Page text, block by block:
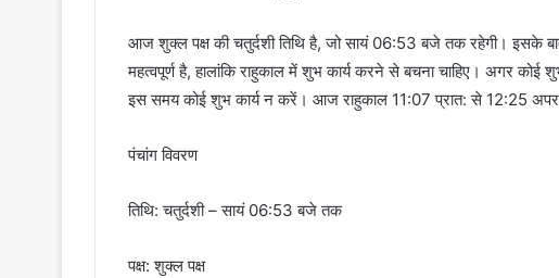
आज शुक्ल पक्ष की चतुर्दशी तिथि है, जो सायं 06:53 बजे तक रहेगी। इसके बाद
महत्वपूर्ण है, हालांकि राहुकाल में शुभ कार्य करने से बचना चाहिए। अगर
इस समय कोई शुभ कार्य न करें। आज राहुकाल 11:07 प्रात: से 12:25
पंचांग विवरण
तिथि: चतुर्दशी – सायं 06:53 बजे तक
पक्ष: शुक्ल पक्ष